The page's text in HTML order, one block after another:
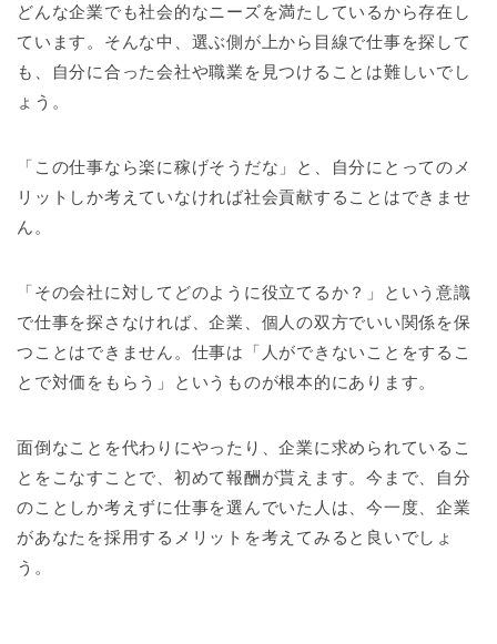
どんな企業でも社会的なニーズを満たしているから存在し
ています。そんな中、選ぶ側が上から目線で仕事を探して
も、自分に合った会社や職業を見つけることは難しいでし
ょう。
「この仕事なら楽に稼げそうだな」と、自分にとってのメ
リットしか考えていなければ社会貢献することはできませ
ん。
「その会社に対してどのように役立てるか？」という意識
で仕事を探さなければ、企業、個人の双方でいい関係を保
つことはできません。仕事は「人ができないことをするこ
とで対価をもらう」というものが根本的にあります。
面倒なことを代わりにやったり、企業に求められているこ
とをこなすことで、初めて報酬が貰えます。今まで、自分
のことしか考えずに仕事を選んでいた人は、今一度、企業
があなたを採用するメリットを考えてみると良いでしょ
う。